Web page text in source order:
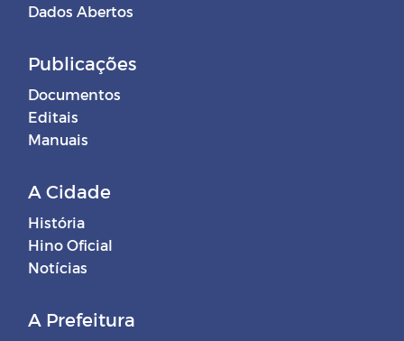
Dados Abertos
Publicações
Documentos
Editais
Manuais
A Cidade
História
Hino Oficial
Notícias
A Prefeitura